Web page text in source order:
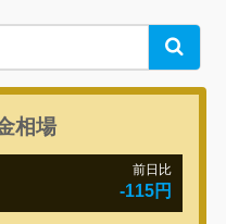
Search
相場
前日比
-115円